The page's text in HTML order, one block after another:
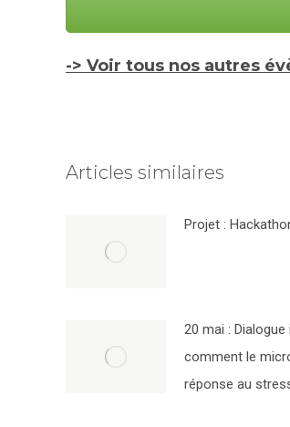
-> Voir tous nos autres
Articles similaires
Projet :
20 mai :
comment le
réponse au